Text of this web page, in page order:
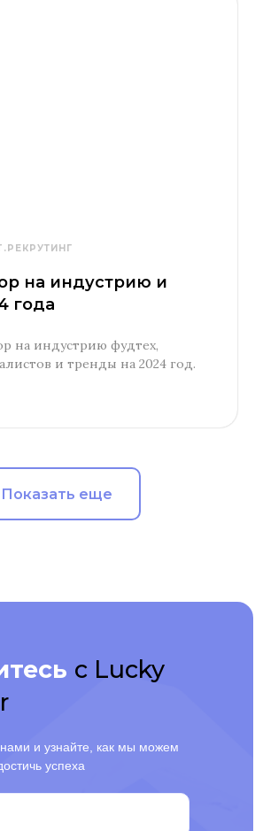
на индустрию и
года
на индустрию фудтех,
и тренды на 2024 год.
Показать еще
с Lucky
и узнайте, как мы можем
успеха